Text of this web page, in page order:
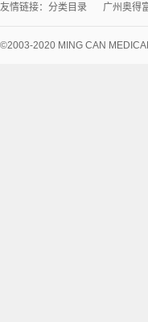
友情链接： 分类目录 广州奥得
©2003-2020 MING CAN